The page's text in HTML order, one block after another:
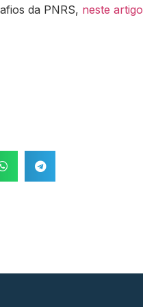
da PNRS, neste artigo